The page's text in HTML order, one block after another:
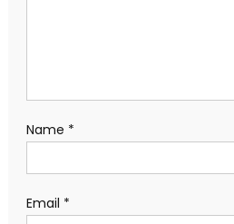
Name *
Email *